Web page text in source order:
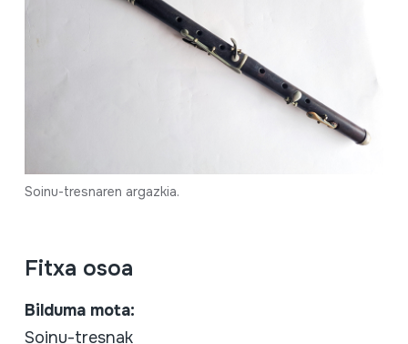
Soinu-tresnaren argazkia.
Fitxa osoa
Bilduma mota:
Soinu-tresnak